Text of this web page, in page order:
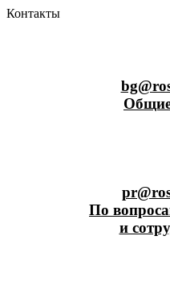
Контакты
По
и